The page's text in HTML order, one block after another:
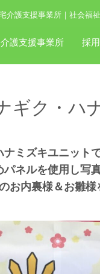
介護支援事業所｜社会福
護支援事業所 採
ギク・ハ
ナミズキユニット
ネルを使用し写
お内裏様＆お雛様